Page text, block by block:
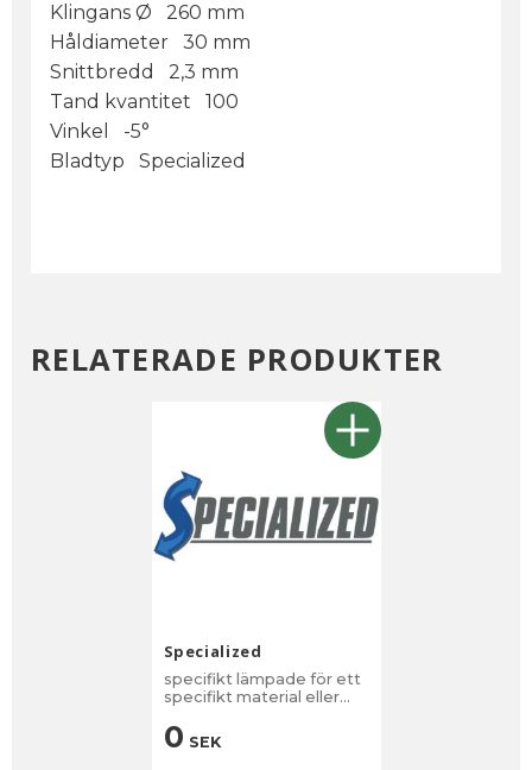
Klingans Ø 260 mm
Håldiameter 30 mm
Snittbredd 2,3 mm
Tand kvantitet 100
Vinkel -5°
Bladtyp Specialized
RELATERADE PRODUKTER
Specialized
specifikt lämpade för ett
specifikt material eller
0 SEK